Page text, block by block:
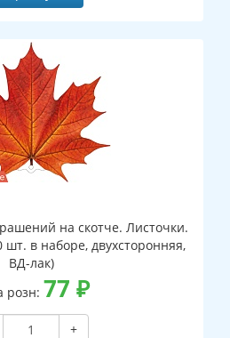
на скотче. Листочки.
в наборе, двухсторонняя,
ВД-лак)
розн: 77 ₽
+